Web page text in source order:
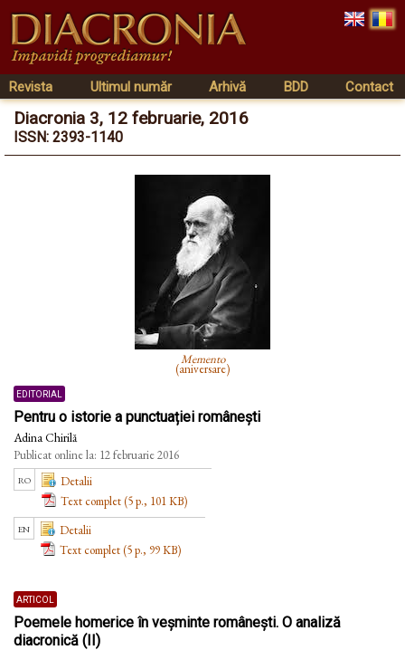
Revista Ultimul număr Arhivă BDD Contact
Diacronia 3, 12 februarie, 2016
ISSN: 2393-1140
Memento
(aniversare)
editorial
Pentru o istorie a punctuației românești
Adina Chirilă
Publicat online la: 12 februarie 2016
ro
Detalii
Text complet (5 p., 101 KB)
en
Detalii
Text complet (5 p., 99 KB)
articol
Poemele homerice în veșminte românești. O analiză
diacronică (II)